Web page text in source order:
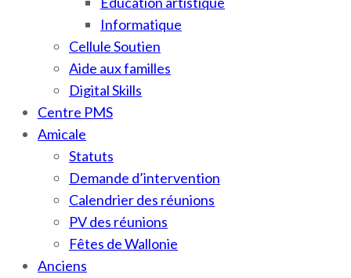
Informatique
Cellule Soutien
Aide aux familles
Digital Skills
Centre PMS
Amicale
Statuts
Demande d’intervention
Calendrier des réunions
PV des réunions
Fêtes de Wallonie
Anciens